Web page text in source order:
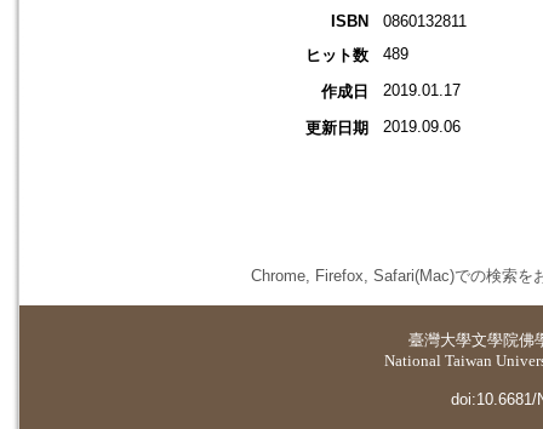
ISBN
0860132811
ヒット数
489
作成日 2019.01.17
更新日期 2019.09.06
Chrome, Firefox, Safari(Mac)での検索を
臺灣大學文學院佛
National Taiwan
doi:10.6681/